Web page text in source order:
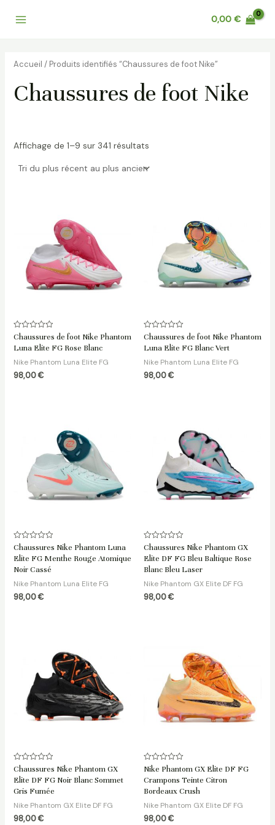
0,00€
Accueil / Produits identifiés “Chaussures de foot Nike”
Chaussures de foot Nike
Affichage de 1–9 sur 341 résultats
Note
sur
Chaussures de foot Nike Phantom
Luna Elite FG Rose Blanc
Nike Phantom Luna Elite FG
98,00€
Note
sur
Chaussures de foot Nike Phantom
Luna Elite FG Blanc Vert
Nike Phantom Luna Elite FG
98,00€
Note
sur
5
Chaussures Nike Phantom Luna
Elite FG Menthe Rouge Atomique
Noir Cassé
Nike Phantom Luna Elite FG
98,00€
Note
sur
5
Chaussures Nike Phantom GX
Elite DF FG Bleu Baltique Rose
Blanc Bleu Laser
Nike Phantom GX Elite DF FG
98,00€
Note
sur
5
Chaussures Nike Phantom GX
Elite DF FG Noir Blanc Sommet
Gris Fumée
Nike Phantom GX Elite DF FG
98,00€
Note
sur
5
Nike Phantom GX Elite DF FG
Crampons Teinte Citron
Bordeaux Crush
Nike Phantom GX Elite DF FG
98,00€